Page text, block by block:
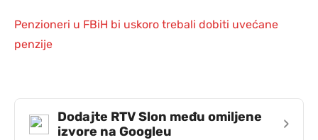
Penzioneri u FBiH bi uskoro trebali dobiti uvećane
penzije
Dodajte RTV Slon među omiljene
izvore na Googleu
›